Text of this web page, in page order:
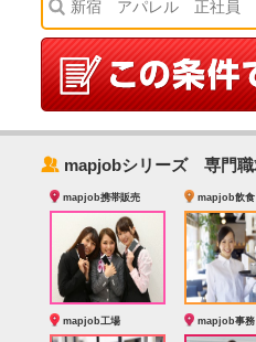
‰ mapjobシリーズ 専門職
mapjob携帯販売 mapjob飲食
mapjob工場 mapjob事務